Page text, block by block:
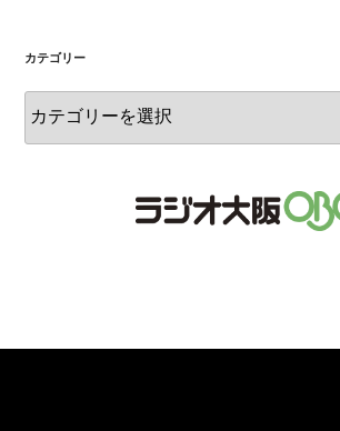
カテゴリー